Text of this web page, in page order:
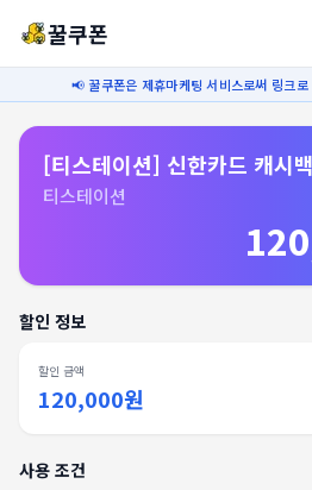
꿀쿠폰
📢 꿀쿠폰은 제휴마케팅 서비스로써 링크
[티스테이션] 신한카드 캐시
티스테이션
할인 정보
할인 금액
120,000원
사용 조건